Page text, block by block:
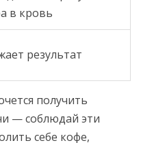
в кровь
результат
получить
— соблюдай эти
себе кофе,